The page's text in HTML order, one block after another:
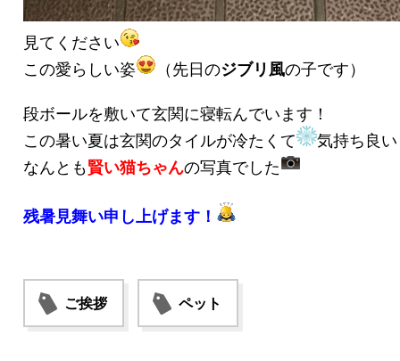
見てください
この愛らしい姿
（先日のジブリ風の子です）
段ボールを敷いて玄関に寝転んでいます！
この暑い夏は玄関のタイルが冷たくて
気持ち良
なんとも賢い猫ちゃんの写真でした
残暑見舞い申し上げます！
ご挨拶 ペット